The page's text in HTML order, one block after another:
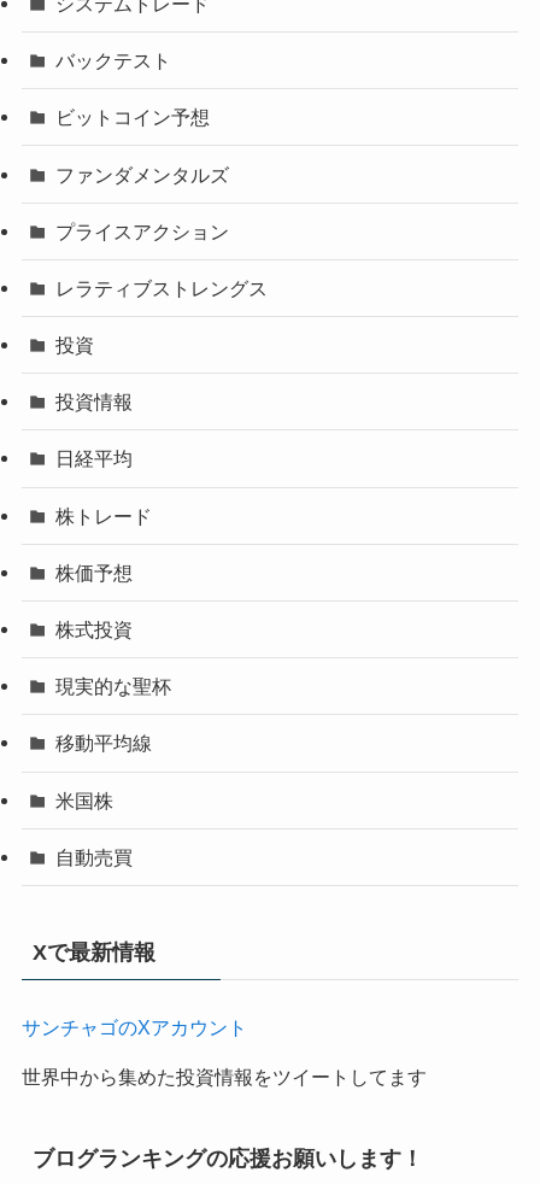
バックテスト
ビットコイン予想
ファンダメンタルズ
プライスアクション
レラティブストレングス
投資
投資情報
日経平均
株トレード
株価予想
株式投資
現実的な聖杯
移動平均線
米国株
自動売買
Xで最新情報
サンチャゴのXアカウント
世界中から集めた投資情報をツイートしてます
ブログランキングの応援お願いします！